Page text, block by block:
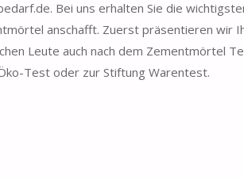
Bei uns erhalten Sie die
anschafft. Zuerst präsentieren wir
Leute auch nach dem Zementmörtel
Test oder zur Stiftung Warentest.